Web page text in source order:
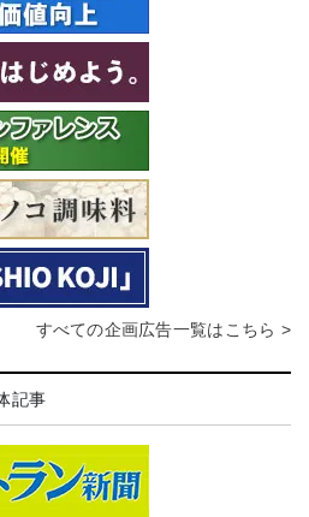
すべての企画広告一覧はこちら >
記事